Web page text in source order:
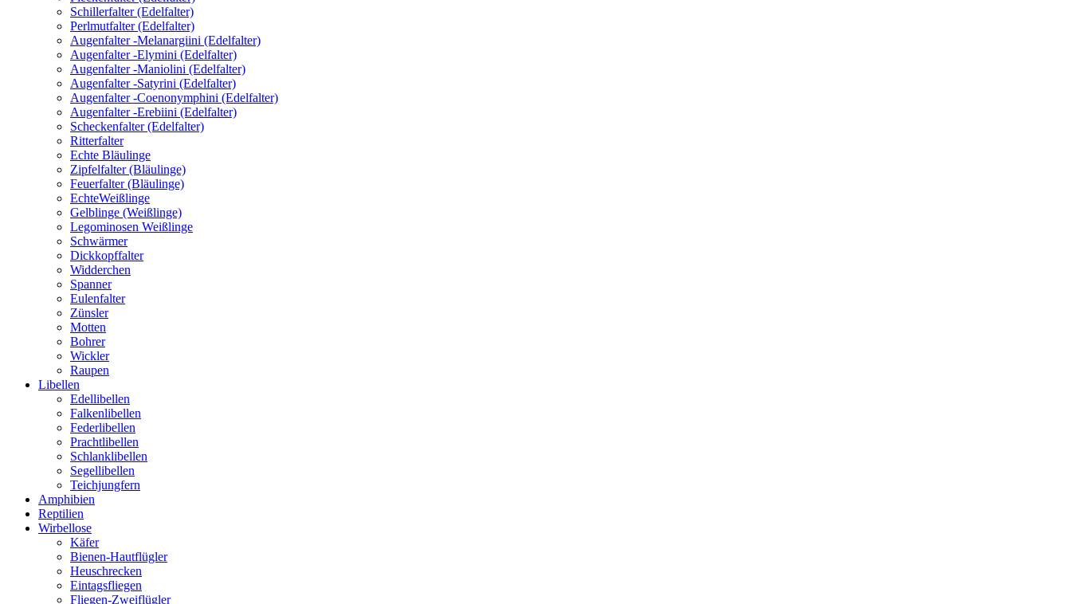
Schillerfalter (Edelfalter)
Perlmutfalter (Edelfalter)
Augenfalter -Melanargiini (Edelfalter)
Augenfalter -Elymini (Edelfalter)
Augenfalter -Maniolini (Edelfalter)
Augenfalter -Satyrini (Edelfalter)
Augenfalter -Coenonymphini (Edelfalter)
Augenfalter -Erebiini (Edelfalter)
Scheckenfalter (Edelfalter)
Ritterfalter
Echte Bläulinge
Zipfelfalter (Bläulinge)
Feuerfalter (Bläulinge)
EchteWeißlinge
Gelblinge (Weißlinge)
Legominosen Weißlinge
Schwärmer
Dickkopffalter
Widderchen
Spanner
Eulenfalter
Zünsler
Motten
Bohrer
Wickler
Raupen
Libellen
Edellibellen
Falkenlibellen
Federlibellen
Prachtlibellen
Schlanklibellen
Segellibellen
Teichjungfern
Amphibien
Reptilien
Wirbellose
Käfer
Bienen-Hautflügler
Heuschrecken
Eintagsfliegen
Fliegen-Zweiflügler